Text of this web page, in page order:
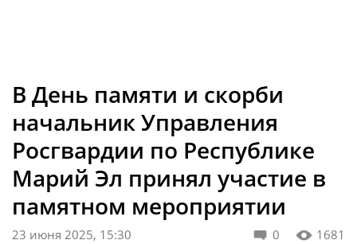
В День памяти и скорби
начальник Управления
Росгвардии по Республике
Марий Эл принял участие в
памятном мероприятии
0 1681
23 июня 2025, 15:30